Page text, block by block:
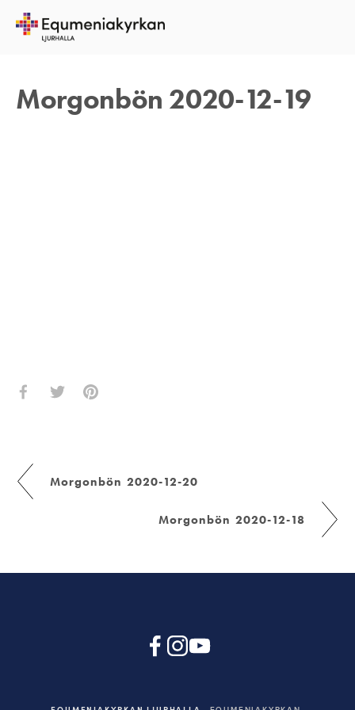
Morgonbön 2020-12-19
19 DECEMBER 2020
Morgonbön 2020-12-20
Morgonbön 2020-12-18